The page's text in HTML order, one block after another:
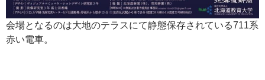
会場となるのは大地のテラスにて静態保存されている711系
赤い電車。